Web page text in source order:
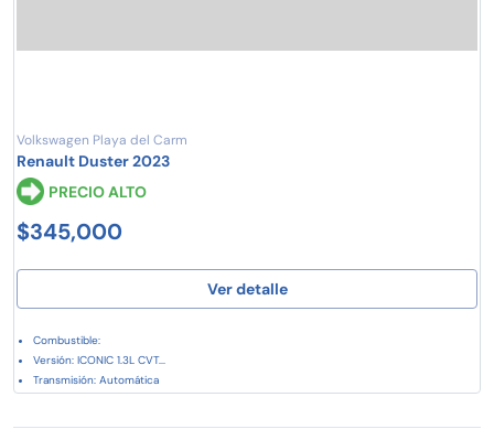
Volkswagen Playa del Carm
Renault Duster 2023
PRECIO ALTO
$345,000
Ver detalle
Combustible:
Versión: ICONIC 1.3L CVT...
Transmisión: Automática